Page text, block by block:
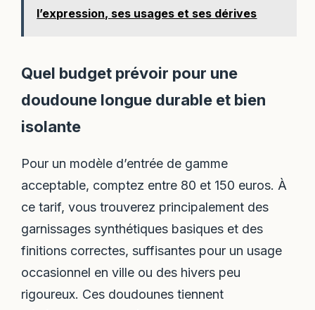
l’expression, ses usages et ses dérives
Quel budget prévoir pour une
doudoune longue durable et bien
isolante
Pour un modèle d’entrée de gamme
acceptable, comptez entre 80 et 150 euros. À
ce tarif, vous trouverez principalement des
garnissages synthétiques basiques et des
finitions correctes, suffisantes pour un usage
occasionnel en ville ou des hivers peu
rigoureux. Ces doudounes tiennent